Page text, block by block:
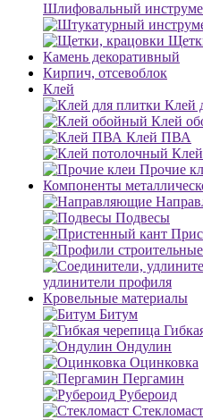
Шлифовальный
Камень декоративный
Кирпич, отсевоблок
Клей
Клей
Клей
Клей ПВА
Прочие
Компоненты
Подвесы
удлинители профиля
Кровельные материалы
Битум
Ондулин
Оцинковка
Пергамин
Рубероид
Стекломаст